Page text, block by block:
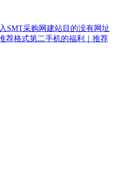
SMT采购网建站目的没有网址
荐格式第二手机的福利｜推荐